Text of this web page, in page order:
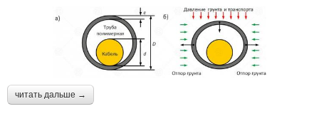
читать дальше →